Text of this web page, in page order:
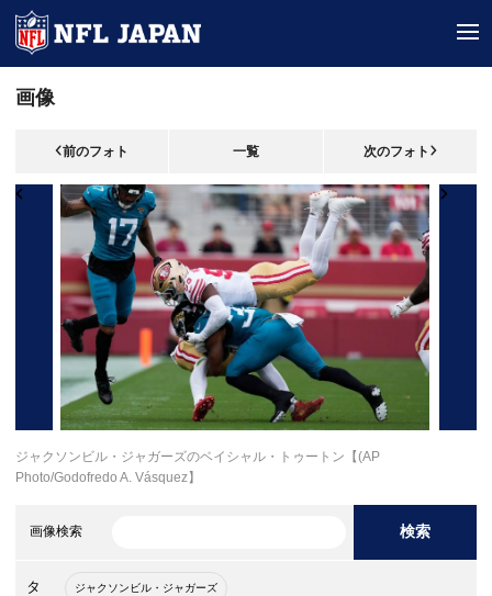
画像
前のフォト 一覧 次のフォト
ジャクソンビル・ジャガーズのベイシャル・トゥートン【(AP
Photo/Godofredo A. Vásquez】
画像検索 検索
タ
ジャクソンビル・ジャガーズ